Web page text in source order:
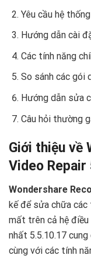
Yêu cầu hệ thống
Hướng dẫn cài
Các tính năng
So sánh các gói
Hướng dẫn sửa
Câu hỏi thường
Giới thiệu về
Video Repair
Wondershare
kế để sửa chữa
mất trên cả hệ điều
nhất 5.5.10.17
cùng với các tính